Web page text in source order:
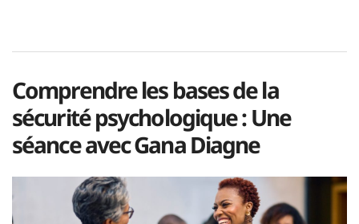
Comprendre les bases de la
sécurité psychologique : Une
séance avec Gana Diagne